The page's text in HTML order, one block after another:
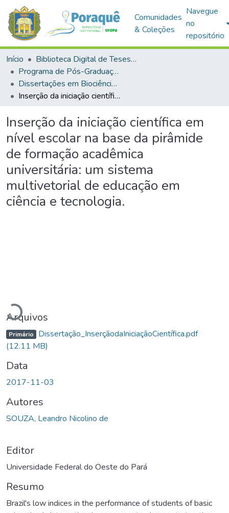
Comunidades
& Coleções
Navegue
no
repositório
Início
Biblioteca Digital de Teses e Dissertações (BDTD)
Programa de Pós-Graduação em Biociências (PPGBIO)
Dissertações em Biociências (Mestrado)
Inserção da iniciação científica em nível escolar na base da pirâmide de formação acadêmica universitária: um sistema multivetorial de educação em ciência e tecnologia.
Inserção da iniciação científica em
nível escolar na base da pirâmide
de formação acadêmica
universitária: um sistema
multivetorial de educação em
ciência e tecnologia.
Carregando...
Arquivos
Primário Dissertação_InserçãodaIniciaçãoCientífica.pdf
(12.11 MB)
Data
2017-11-03
Autores
SOUZA, Leandro Nicolino de
Editor
Universidade Federal do Oeste do Pará
Resumo
Brazil's low indices in the performance of students of basic